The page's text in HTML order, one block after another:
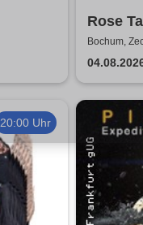
Rose
Bochum,
20:00 Uhr